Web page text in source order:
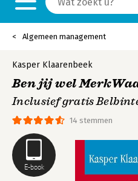
Algemeen management
E-book
14 stemmen
Kasper Klaarenbeek
Ben jij wel
Inclusief gratis